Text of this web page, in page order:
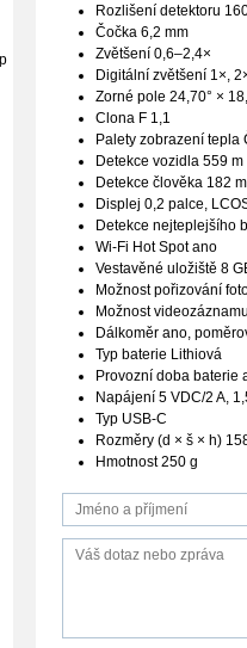
Rozlišení detektoru
Čočka 6,2 mm
Zvětšení 0,6–2,4×
Digitální zvětšení 1×,
Zorné pole 24,70° ×
Clona F 1,1
Palety zobrazení tepla
Detekce vozidla 559 m
Detekce člověka 182 m
Displej 0,2 palce,
Detekce nejteplejšího
Wi-Fi Hot Spot ano
Vestavěné uložiště 8
Možnost pořizování
Možnost
Dálkoměr ano,
Typ baterie Lithiová
Provozní doba baterie
Napájení 5 VDC/2 A,
Typ USB-C
Rozměry (d × š × h)
Hmotnost 250 g